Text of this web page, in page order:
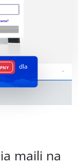
dla
maili na